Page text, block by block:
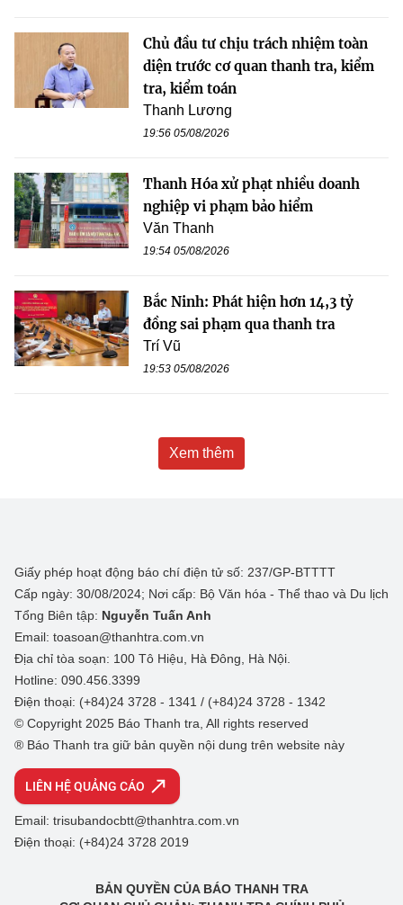
Chủ đầu tư chịu trách nhiệm toàn
diện trước cơ quan thanh tra, kiểm
tra, kiểm toán
Thanh Lương
19:56 05/08/2026
Thanh Hóa xử phạt nhiều doanh
nghiệp vi phạm bảo hiểm
Văn Thanh
19:54 05/08/2026
Bắc Ninh: Phát hiện hơn 14,3 tỷ
đồng sai phạm qua thanh tra
Trí Vũ
19:53 05/08/2026
Xem thêm
Giấy phép hoạt động báo chí điện tử số: 237/GP-BTTTT
Cấp ngày: 30/08/2024; Nơi cấp: Bộ Văn hóa - Thể thao và Du lịch
Tổng Biên tập: Nguyễn Tuấn Anh
Email: toasoan@thanhtra.com.vn
Địa chỉ tòa soạn: 100 Tô Hiệu, Hà Đông, Hà Nội.
Hotline: 090.456.3399
Điện thoại: (+84)24 3728 - 1341 / (+84)24 3728 - 1342
© Copyright 2025 Báo Thanh tra, All rights reserved
® Báo Thanh tra giữ bản quyền nội dung trên website này
LIÊN HỆ QUẢNG CÁO
Email: trisubandocbtt@thanhtra.com.vn
Điện thoại: (+84)24 3728 2019
BẢN QUYỀN CỦA BÁO THANH TRA